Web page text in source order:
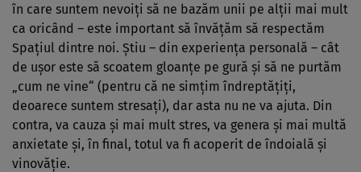
în care suntem nevoiţi să ne bazăm unii pe alţii mai mult
ca oricând – este important să învăţăm să respectăm
Spaţiul dintre noi. Ştiu – din experienţa personală – cât
de uşor este să scoatem gloanţe pe gură şi să ne purtăm
„cum ne vine“ (pentru că ne simţim îndreptăţiţi,
deoarece suntem stresaţi), dar asta nu ne va ajuta. Din
contra, va cauza şi mai mult stres, va genera şi mai multă
anxietate şi, în final, totul va fi acoperit de îndoială şi
vinovăţie.